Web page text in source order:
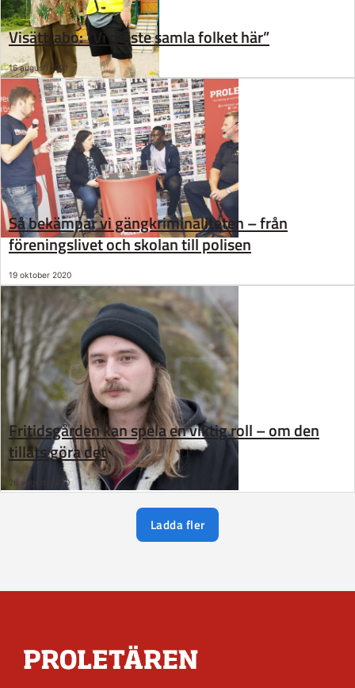
Visättrabo: ”Vi måste samla folket här”
16 augusti 2021
Så bekämpar vi gängkriminaliteten – från
föreningslivet och skolan till polisen
19 oktober 2020
Fritidsgården kan spela en viktig roll – om den
tillåts göra det
26 augusti 2020
Ladda fler